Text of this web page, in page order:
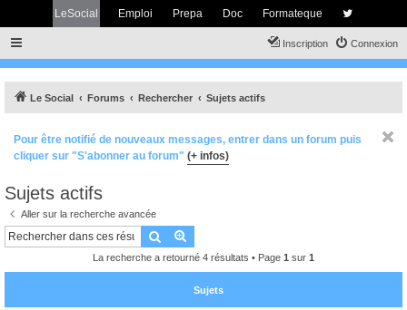
LeSocial Emploi Prepa Doc Formateque
Connexion
Inscription
Le Social Forums Rechercher Sujets actifs
Pour être notifié de nouveaux messages, entrer dans un forum puis
cliquer sur "S'abonner au forum" (+ infos)
Sujets actifs
Aller sur la recherche avancée
Rechercher
La recherche a retourné 4 résultats • Page 1 sur 1
Sujets